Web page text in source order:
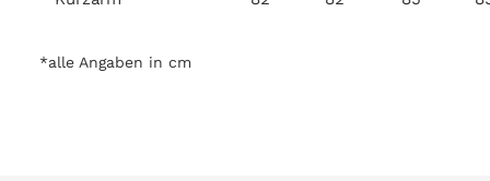
*alle Angaben in cm